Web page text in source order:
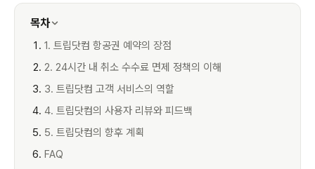
목차
1. 트립닷컴 항공권 예약의 장점
2. 24시간 내 취소 수수료 면제 정책의 이해
3. 트립닷컴 고객 서비스의 역할
4. 트립닷컴의 사용자 리뷰와 피드백
5. 트립닷컴의 향후 계획
FAQ